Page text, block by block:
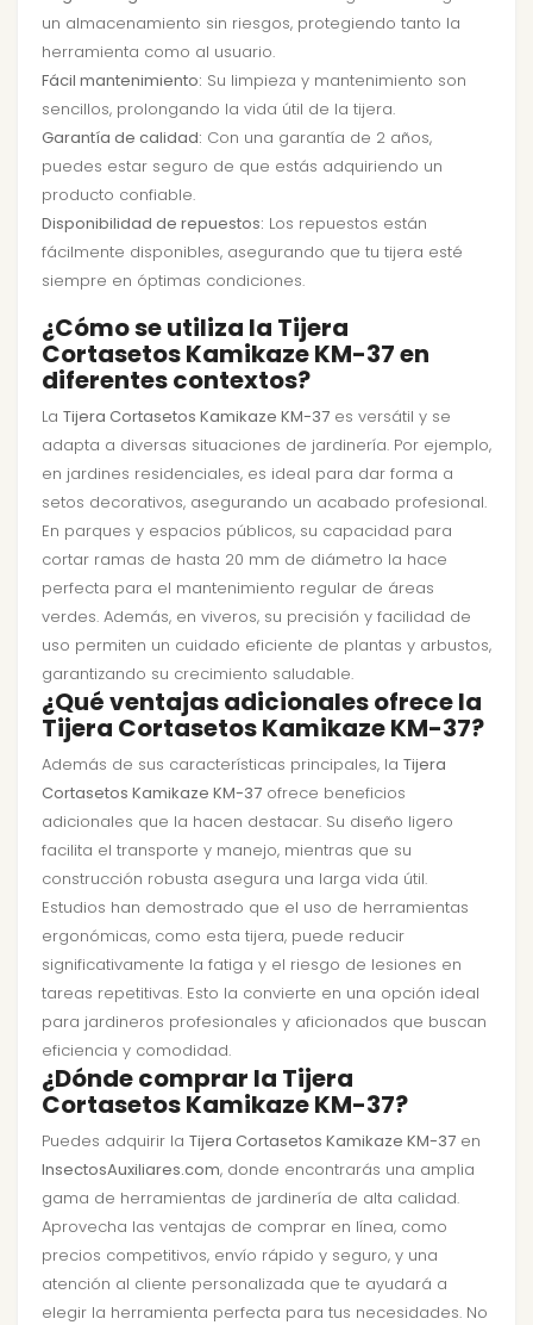
un almacenamiento sin riesgos, protegiendo tanto la
herramienta como al usuario.
Fácil mantenimiento: Su limpieza y mantenimiento son
sencillos, prolongando la vida útil de la tijera.
Garantía de calidad: Con una garantía de 2 años,
puedes estar seguro de que estás adquiriendo un
producto confiable.
Disponibilidad de repuestos: Los repuestos están
fácilmente disponibles, asegurando que tu tijera esté
siempre en óptimas condiciones.
¿Cómo se utiliza la Tijera
Cortasetos Kamikaze KM-37 en
diferentes contextos?
La Tijera Cortasetos Kamikaze KM-37 es versátil y se
adapta a diversas situaciones de jardinería. Por ejemplo,
en jardines residenciales, es ideal para dar forma a
setos decorativos, asegurando un acabado profesional.
En parques y espacios públicos, su capacidad para
cortar ramas de hasta 20 mm de diámetro la hace
perfecta para el mantenimiento regular de áreas
verdes. Además, en viveros, su precisión y facilidad de
uso permiten un cuidado eficiente de plantas y arbustos,
garantizando su crecimiento saludable.
¿Qué ventajas adicionales ofrece la
Tijera Cortasetos Kamikaze KM-37?
Además de sus características principales, la Tijera
Cortasetos Kamikaze KM-37 ofrece beneficios
adicionales que la hacen destacar. Su diseño ligero
facilita el transporte y manejo, mientras que su
construcción robusta asegura una larga vida útil.
Estudios han demostrado que el uso de herramientas
ergonómicas, como esta tijera, puede reducir
significativamente la fatiga y el riesgo de lesiones en
tareas repetitivas. Esto la convierte en una opción ideal
para jardineros profesionales y aficionados que buscan
eficiencia y comodidad.
¿Dónde comprar la Tijera
Cortasetos Kamikaze KM-37?
Puedes adquirir la Tijera Cortasetos Kamikaze KM-37 en
InsectosAuxiliares.com, donde encontrarás una amplia
gama de herramientas de jardinería de alta calidad.
Aprovecha las ventajas de comprar en línea, como
precios competitivos, envío rápido y seguro, y una
atención al cliente personalizada que te ayudará a
elegir la herramienta perfecta para tus necesidades. No